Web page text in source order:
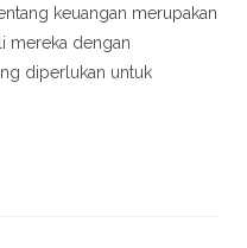
keuangan merupakan
mereka dengan
diperlukan untuk